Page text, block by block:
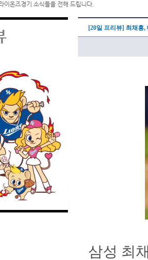
이온즈경기 소식들을 전해 드립니다.
[20일 프리뷰] 최채흥
삼성 최